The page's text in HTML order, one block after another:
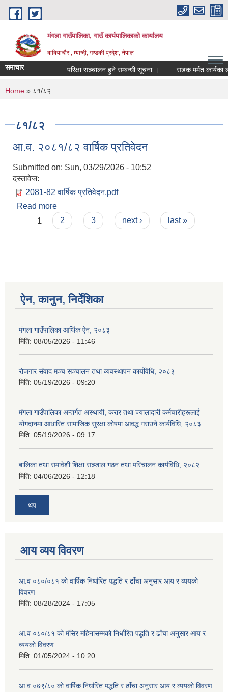
Skip to main content
मंगला गाउँपालिका, गाउँ कार्यपालिकाको कार्यालय
बाबियाचौर , म्याग्दी, गण्डकी प्रदेश, नेपाल
समाचार परिक्षा सञ्चालन हुने सम्बन्धी सूचना । सडक मर्मत कार्यका
You are here
Home » ८१/८२
८१/८२
आ.व. २०८१/८२ वार्षिक प्रतिवेदन
Submitted on: Sun, 03/29/2026 - 10:52
दस्तावेज:
2081-82 वार्षिक प्रतिवेदन.pdf
Read more
Pages
1 2 3 next › last »
ऐन, कानुन, निर्देशिका
मंगला गाउँपालिका आर्थिक ऐन, २०८३
मिति: 08/05/2026 - 11:46
रोजगार संवाद मञ्च सञ्चालन तथा व्यवस्थापन कार्यविधि, २०८३
मिति: 05/19/2026 - 09:20
मंगला गाउँपालिका अन्तर्गत अस्थायी, करार तथा ज्यालादारी कर्मचारीहरूलाई
योगदानमा आधारित सामाजिक सुरक्षा कोषमा आवद्ध गराउने कार्यविधि, २०८३
मिति: 05/19/2026 - 09:17
बालिका तथा समावेशी शिक्षा सञ्जाल गठन तथा परिचालन कार्यविधि, २०८२
मिति: 04/06/2026 - 12:18
थप
आय व्यय विवरण
आ.व ०८०/०८१ को वार्षिक निर्धारित पद्धति र ढाँचा अनुसार आय र व्ययको
विवरण
मिति: 08/28/2024 - 17:05
आ.व ०८०/८१ को मंसिर महिनासम्मको निर्धारित पद्धति र ढाँचा अनुसार आय र
व्ययको विवरण
मिति: 01/05/2024 - 10:20
आ.व ०७९/८० को वार्षिक निर्धारित पद्धति र ढाँचा अनुसार आय र व्ययको विवरण